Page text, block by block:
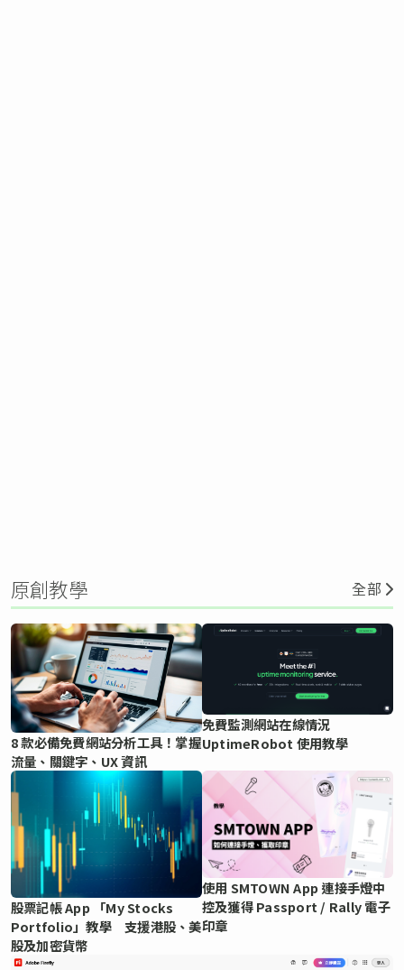
原創教學 全部
8 款必備免費網站分析工具！掌握
流量、關鍵字、UX 資訊
免費監測網站在線情況
UptimeRobot 使用教學
股票記帳 App 「My Stocks
Portfolio」教學 支援港股、美
股及加密貨幣
使用 SMTOWN App 連接手燈中
控及獲得 Passport / Rally 電子
印章